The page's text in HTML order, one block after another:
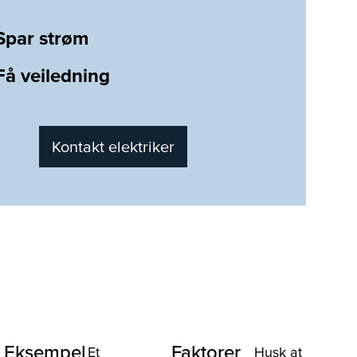
strøm
veiledning
Kontakt elektriker
Eksempel Et
Faktorer
Husk at